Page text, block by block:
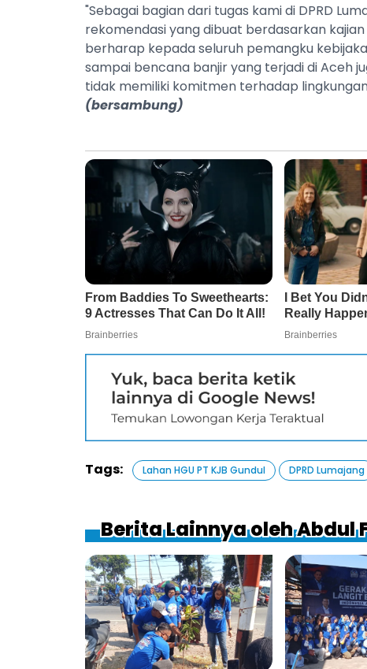
"Sebagai bagian dari tugas kami di DPRD
rekomendasi yang dibuat berdasarkan
berharap kepada seluruh pemangku
sampai bencana banjir yang terjadi di Aceh
tidak memiliki komitmen terhadap
(bersambung)
Tags: Lahan HGU PT KJB Gundul DPRD Lumajang
Berita Lainnya oleh Abdul